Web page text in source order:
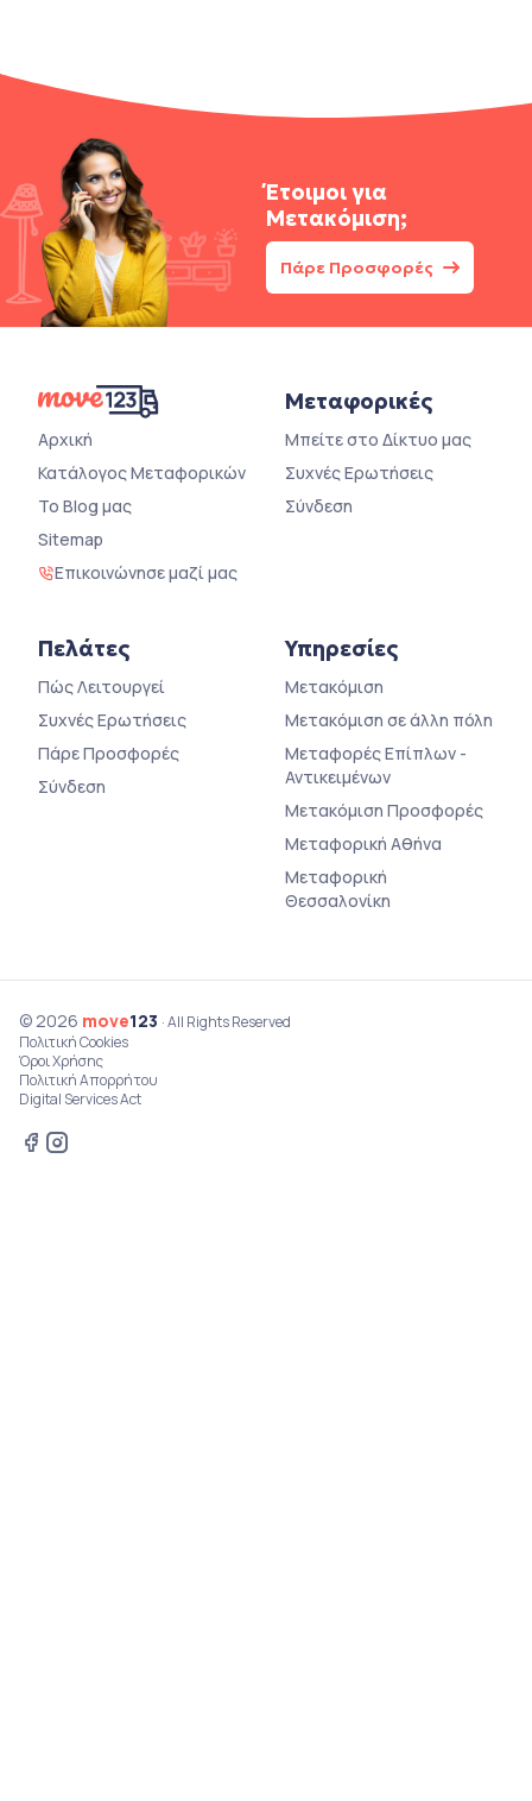
Έτοιμοι για
Μετακόμιση;
Πάρε Προσφορές
Αρχική
Κατάλογος Μεταφορικών
Το Blog μας
Sitemap
Επικοινώνησε μαζί μας
Μεταφορικές
Μπείτε στο Δίκτυο μας
Συχνές Ερωτήσεις
Σύνδεση
Πελάτες
Πώς Λειτουργεί
Συχνές Ερωτήσεις
Πάρε Προσφορές
Σύνδεση
Υπηρεσίες
Μετακόμιση
Μετακόμιση σε άλλη πόλη
Μεταφορές Επίπλων -
Αντικειμένων
Μετακόμιση Προσφορές
Μεταφορική Αθήνα
Μεταφορική
Θεσσαλονίκη
© 2026 move123 · All Rights Reserved
Πολιτική Cookies
Όροι Χρήσης
Πολιτική Απορρήτου
Digital Services Act